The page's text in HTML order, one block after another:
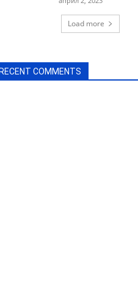
Load more
COMMENTS